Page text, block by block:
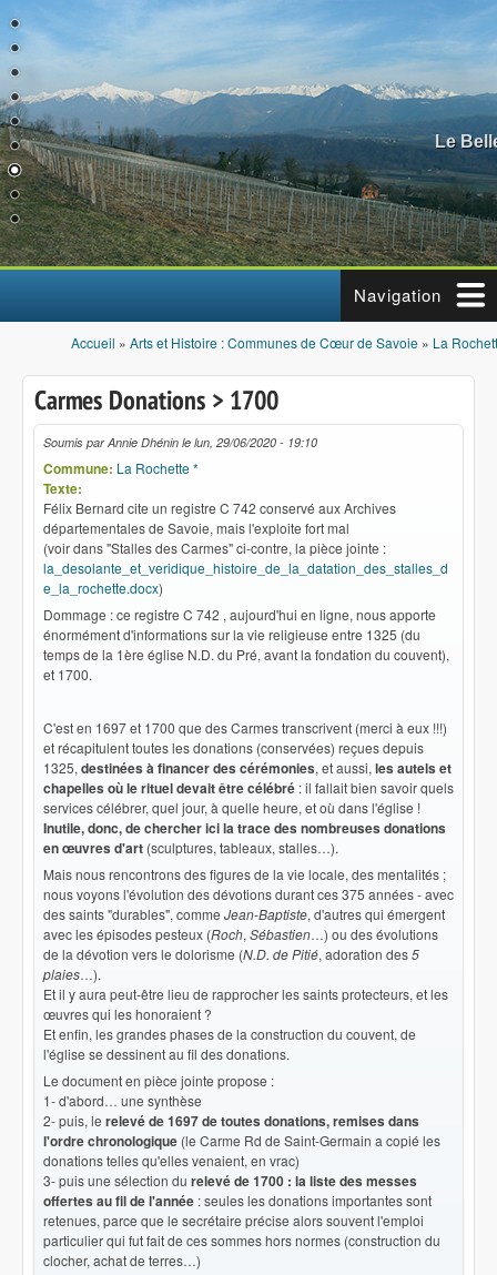
Aller au contenu principal
Le
Navigation
Vous êtes ici
Accueil » Arts et Histoire : Communes de Cœur de Savoie » La
Carmes Donations > 1700
Soumis parAnnie Dhénin le lun, 29/06/2020 - 19:10
Commune: La Rochette *
Texte:
Félix Bernard cite un registre C 742 conservé aux Archives
départementales de Savoie, mais l'exploite fort mal
(voir dans "Stalles des Carmes" ci-contre, la pièce jointe :
la_desolante_et_veridique_histoire_de_la_datation_des_stalles_d
e_la_rochette.docx)
Dommage : ce registre C 742 , aujourd'hui en ligne, nous apporte
énormément d'informations sur la vie religieuse entre 1325 (du
temps de la 1ère église N.D. du Pré, avant la fondation du couvent),
et 1700.
C'est en 1697 et 1700 que des Carmes transcrivent (merci à eux !!!)
et récapitulent toutes les donations (conservées) reçues depuis
1325, destinées à financer des cérémonies, et aussi, les autels et
chapelles où le rituel devait être célébré : il fallait bien savoir quels
services célébrer, quel jour, à quelle heure, et où dans l'église !
Inutile, donc, de chercher ici la trace des nombreuses donations
en œuvres d'art (sculptures, tableaux, stalles…).
Mais nous rencontrons des figures de la vie locale, des mentalités ;
nous voyons l'évolution des dévotions durant ces 375 années - avec
des saints "durables", comme Jean-Baptiste, d'autres qui émergent
avec les épisodes pesteux (Roch, Sébastien…) ou des évolutions
de la dévotion vers le dolorisme (N.D. de Pitié, adoration des5
plaies…).
Et il y aura peut-être lieu de rapprocher les saints protecteurs, et les
œuvres qui les honoraient ?
Et enfin, les grandes phases de la construction du couvent, de
l'église se dessinent au fil des donations.
Le document en pièce jointe propose :
1- d'abord… une synthèse
2- puis, le relevé de 1697 de toutes donations, remises dans
l'ordre chronologique (le Carme Rd de Saint-Germain a copié les
donations telles qu'elles venaient, en vrac)
3- puis une sélection du relevé de 1700 : la liste des messes
offertes au fil de l'année : seules les donations importantes sont
retenues, parce que le secrétaire précise alors souvent l'emploi
particulier qui fut fait de ces sommes hors normes (construction du
clocher, achat de terres…)